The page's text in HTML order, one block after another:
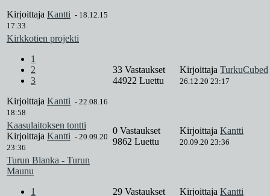
Kirjoittaja Kantti - 18.12.15
17:33
Kirkkotien projekti
1
2
3
Kirjoittaja Kantti - 22.08.16
18:58
33 Vastaukset
44922 Luettu
Kirjoittaja TurkuCubed
26.12.20 23:17
Kaasulaitoksen tontti
Kirjoittaja Kantti - 20.09.20
23:36
0 Vastaukset
9862 Luettu
Kirjoittaja Kantti
20.09.20 23:36
Turun Blanka - Turun
Maunu
1
29 Vastaukset Kirjoittaja Kantti